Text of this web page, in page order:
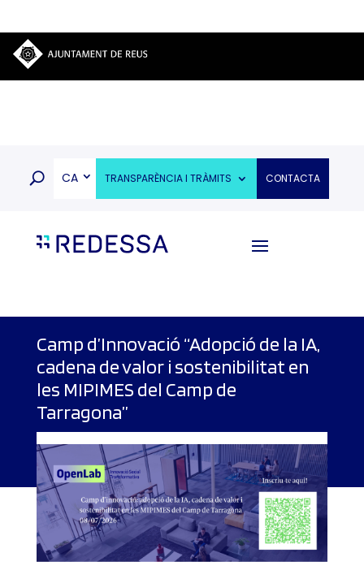
CA TRANSPARÈNCIA I TRÀMITS CONTACTA
Camp d’Innovació “Adopció de la IA,
cadena de valor i sostenibilitat en
les MIPIMES del Camp de
Tarragona”